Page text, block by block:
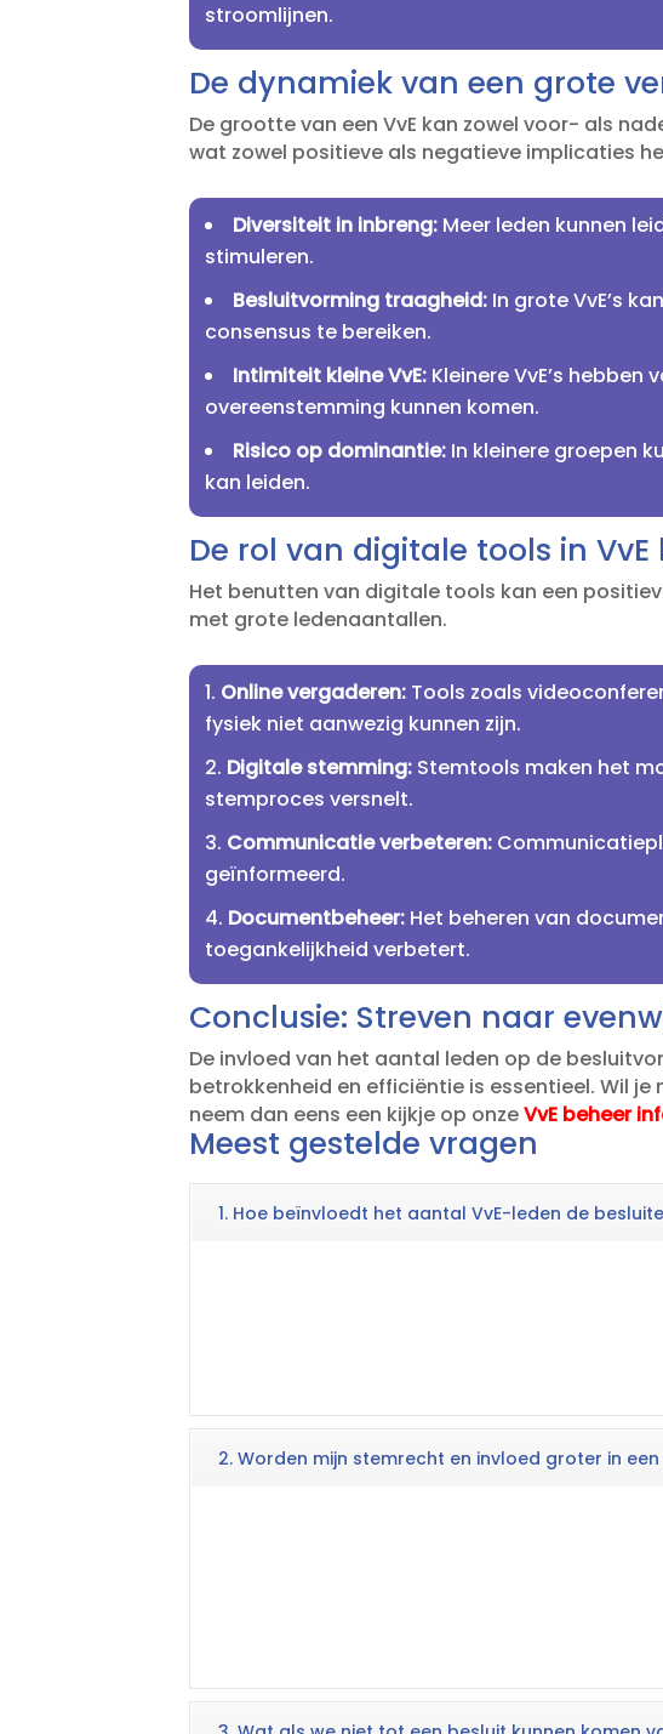
stroomlijnen.​
De dynamiek van een grote
De grootte van een VvE kan zowel voor- als
wat zowel positieve als negatieve implicaties
Diversiteit in inbreng: Meer leden kunnen
stimuleren.​
Besluitvorming traagheid: In grote VvE’s
consensus te bereiken.​
Intimiteit kleine VvE: Kleinere VvE’s
overeenstemming kunnen komen.​
Risico op dominantie: In kleinere groepen
kan leiden.​
De rol van digitale tools in
Het benutten van digitale tools kan een
met grote ledenaantallen.​
Online vergaderen: Tools zoals
fysiek niet aanwezig kunnen zijn.​
Digitale stemming: Stemtools maken het
stemproces versnelt.​
Communicatie verbeteren:
geïnformeerd.​
Documentbeheer: Het beheren van
toegankelijkheid verbetert.​
Conclusie: Streven naar
De invloed van het aantal leden op de
betrokkenheid en efficiëntie is essentieel.​ Wil
neem dan eens een kijkje op onzeVvE beheer
Meest gestelde vragen
1. Hoe beïnvloedt het aantal VvE-leden de
2. Worden mijn stemrecht en invloed groter in